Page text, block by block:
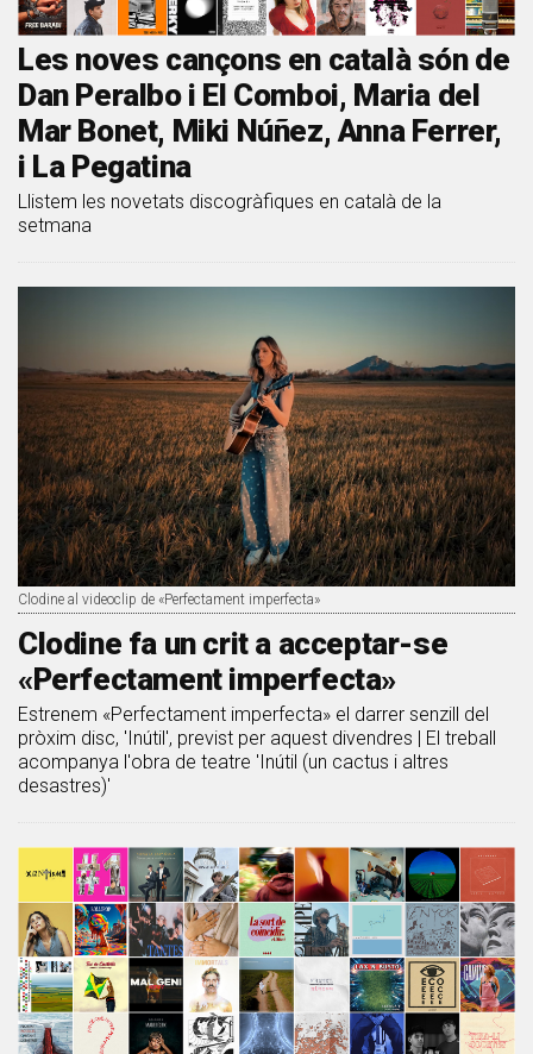
Les noves cançons en català són de
Dan Peralbo i El Comboi, Maria del
Mar Bonet, Miki Núñez, Anna Ferrer,
i La Pegatina
Llistem les novetats discogràfiques en català de la
setmana
Clodine al videoclip de «Perfectament imperfecta»
Clodine fa un crit a acceptar-se
«Perfectament imperfecta»
Estrenem «Perfectament imperfecta» el darrer senzill del
pròxim disc, 'Inútil', previst per aquest divendres | El treball
acompanya l'obra de teatre 'Inútil (un cactus i altres
desastres)'